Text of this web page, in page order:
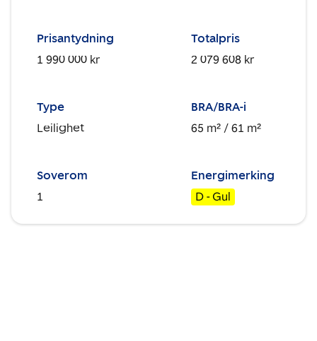
Prisantydning
1 990 000 kr
Totalpris
2 079 608 kr
Type
Leilighet
BRA/BRA-i
65 m² / 61 m²
Soverom
1
Energimerking
D - Gul